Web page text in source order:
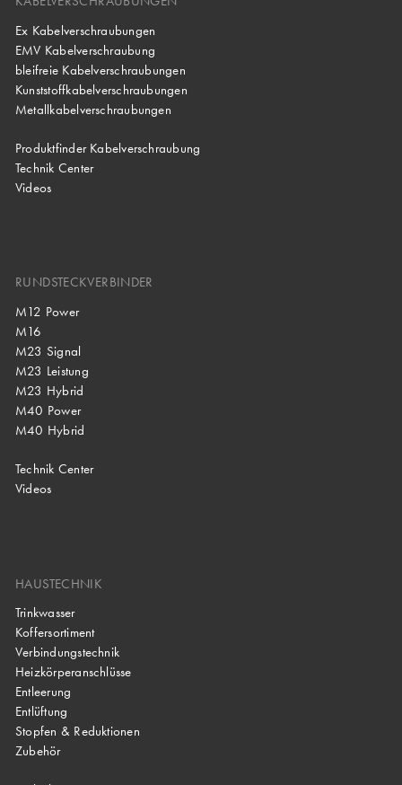
Ex Kabelverschraubungen
EMV Kabelverschraubung
bleifreie Kabelverschraubungen
Kunststoffkabelverschraubungen
Metallkabelverschraubungen
Produktfinder Kabelverschraubung
Technik Center
Videos
RUNDSTECKVERBINDER
M12 Power
M16
M23 Signal
M23 Leistung
M23 Hybrid
M40 Power
M40 Hybrid
Technik Center
Videos
HAUSTECHNIK
Trinkwasser
Koffersortiment
Verbindungstechnik
Heizkörperanschlüsse
Entleerung
Entlüftung
Stopfen & Reduktionen
Zubehör